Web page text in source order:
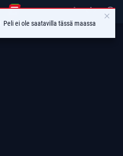
Peli ei ole saatavilla tässä maassa